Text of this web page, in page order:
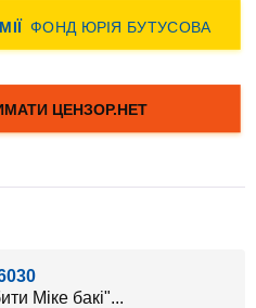
Міке бакі"...